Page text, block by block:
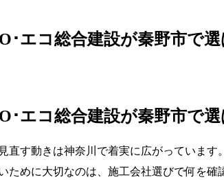
･エコ総合建設が秦野市で
･エコ総合建設が秦野市で
直す動きは神奈川で着実に広がっていま
ために大切なのは、施工会社選びで何を確